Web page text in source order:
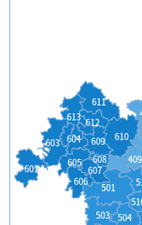
409
501
503
504
601
603 604
605
606
607
608
609 610
611
612
613